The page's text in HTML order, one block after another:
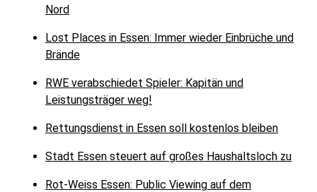
Nord
Lost Places in Essen: Immer wieder Einbrüche und
Brände
RWE verabschiedet Spieler: Kapitän und
Leistungsträger weg!
Rettungsdienst in Essen soll kostenlos bleiben
Stadt Essen steuert auf großes Haushaltsloch zu
Rot-Weiss Essen: Public Viewing auf dem